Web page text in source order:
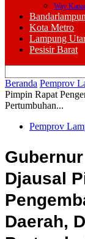
Way
Kota Metro
Lampung
Pesisir Barat
Beranda Pemprov
Pimpin Rapat
Pertumbuhan...
Pemprov
Djausal
Daerah,